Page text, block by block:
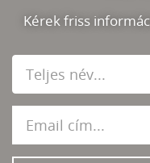
Kérek friss